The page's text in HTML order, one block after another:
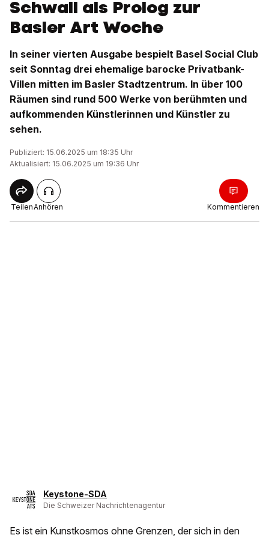
Schwall als Prolog zur
Basler Art Woche
In seiner vierten Ausgabe bespielt Basel Social Club
seit Sonntag drei ehemalige barocke Privatbank-
Villen mitten im Basler Stadtzentrum. In über 100
Räumen sind rund 500 Werke von berühmten und
aufkommenden Künstlerinnen und Künstler zu
sehen.
Publiziert: 15.06.2025 um 18:35 Uhr
Aktualisiert: 15.06.2025 um 19:36 Uhr
TeilenAnhören Kommentieren
Keystone-SDA
Die Schweizer Nachrichtenagentur
Es ist ein Kunstkosmos ohne Grenzen, der sich in den